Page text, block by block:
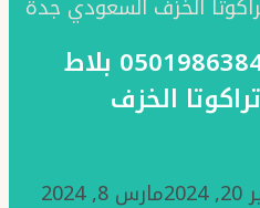
الخزف السعودي جدة
بلاط تراكوتا جدة ت: 0501986384 بلاط
الخزف
مارس 8, 2024